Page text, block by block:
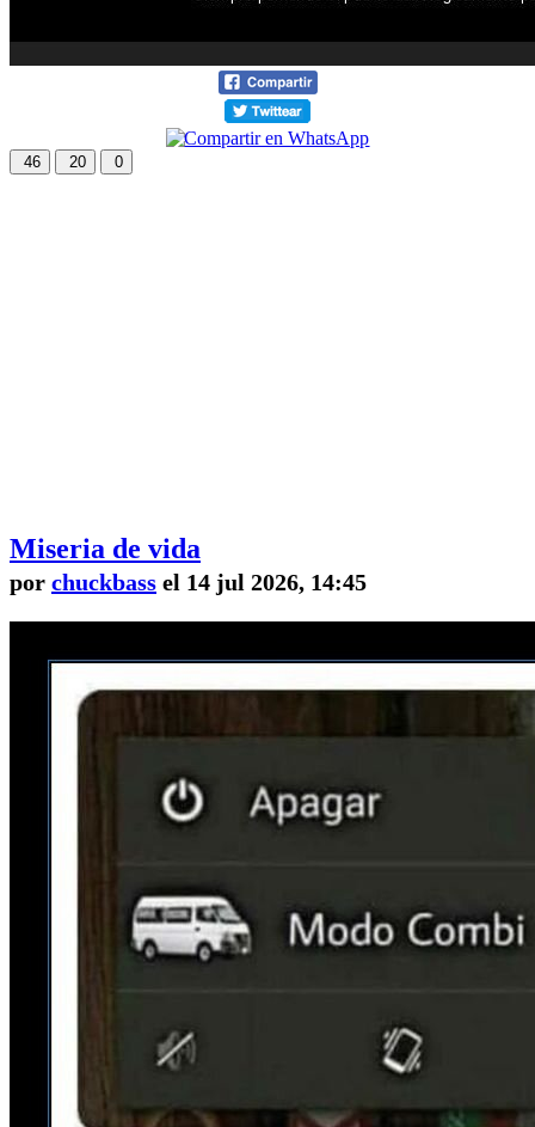
46 20 0
Miseria de vida
por chuckbass el 14 jul 2026, 14:45